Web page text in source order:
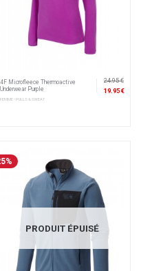
4F Microfleece Thermoactive
Underwear Purple
FEMME • PULLS & SWEAT
24.95 €
19.95 €
PRODUIT ÉPUISÉ